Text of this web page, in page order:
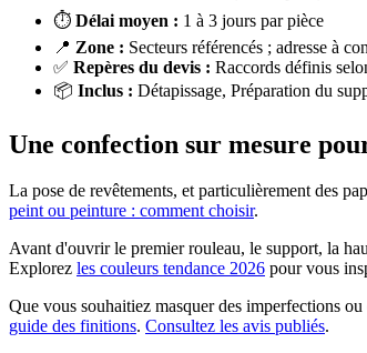
⏱️ Délai moyen : 1 à 3 jours par pièce
📍 Zone : Secteurs référencés ; adresse à
✅ Repères du devis : Raccords définis
📦 Inclus : Détapissage, Préparation du
Une confection sur mesure
La pose de revêtements, et particulièrement des
peint ou peinture : comment choisir.
Avant d'ouvrir le premier rouleau, le support, la
Explorez les couleurs tendance 2026 pour vous
Que vous souhaitiez masquer des imperfections
guide des finitions. Consultez les avis publiés.